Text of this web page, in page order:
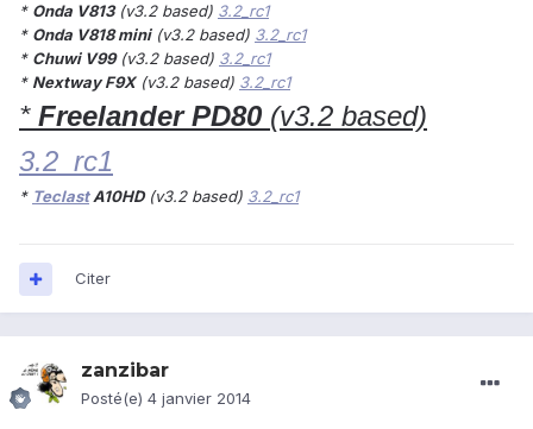
* Onda V813(v3.2 based) 3.2_rc1
* Onda V818 mini(v3.2 based) 3.2_rc1
* Chuwi V99(v3.2 based) 3.2_rc1
* Nextway F9X(v3.2 based) 3.2_rc1
* Freelander PD80 (v3.2 based)
3.2_rc1
* TeclastA10HD(v3.2 based) 3.2_rc1
Citer
zanzibar
Posté(e) 4 janvier 2014